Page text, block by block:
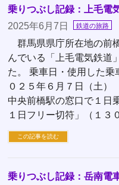
乗りつぶし記録：上毛電
2025年6月7日
鉄道の旅路
群馬県県庁所在地の前
んでいる「上毛電気鉄道
た。 乗車日・使用した乗
０２５年６月７日（土
中央前橋駅の窓口で１日
１日フリー切符」（１３
この記事を読む
乗りつぶし記録：岳南電